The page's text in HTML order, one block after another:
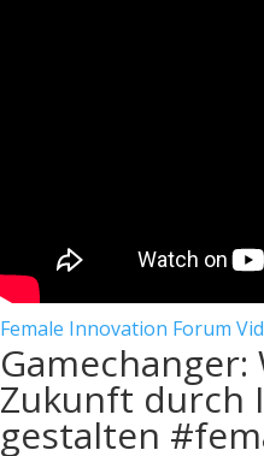
Female Innovation Forum
Gamechanger:
Zukunft durch
gestalten